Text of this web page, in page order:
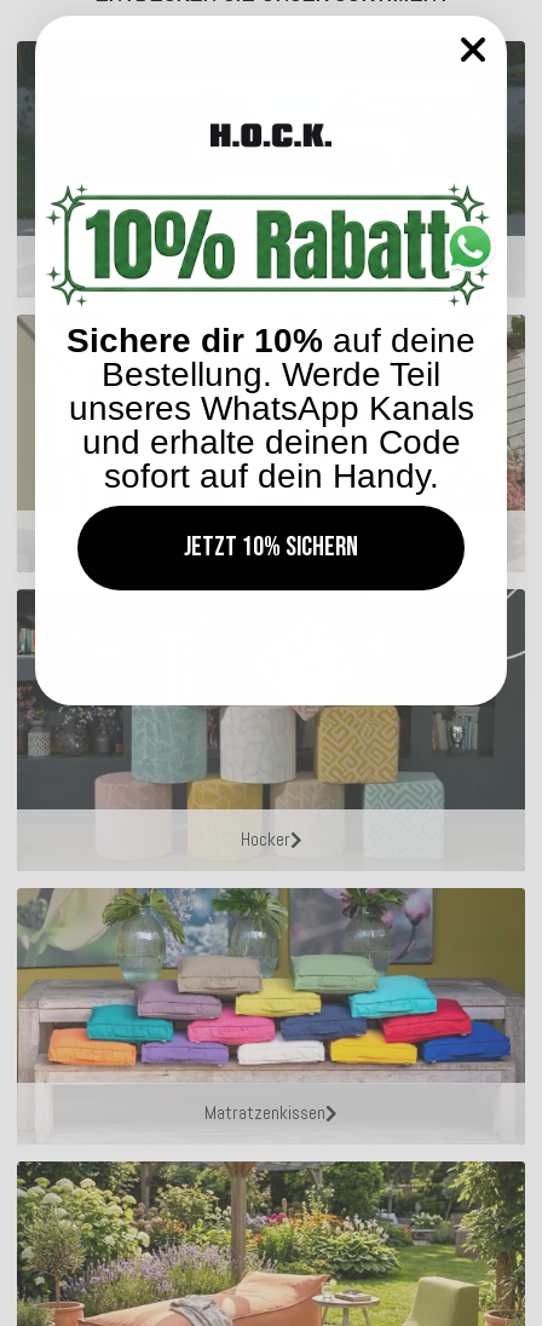
Outdoor Kissen
Sitzkissen
Hocker
Matratzenkissen
Sichere dir 10% auf deine
Bestellung. Werde Teil
unseres WhatsApp Kanals
und erhalte deinen Code
sofort auf dein Handy.
Jetzt 10% sichern